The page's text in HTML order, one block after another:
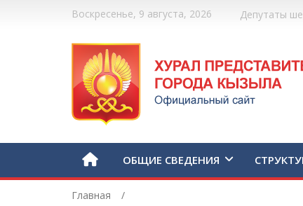
Воскресенье, 9 августа, 2026 Депутаты
ОБЩИЕ СВЕДЕНИЯ
Главная